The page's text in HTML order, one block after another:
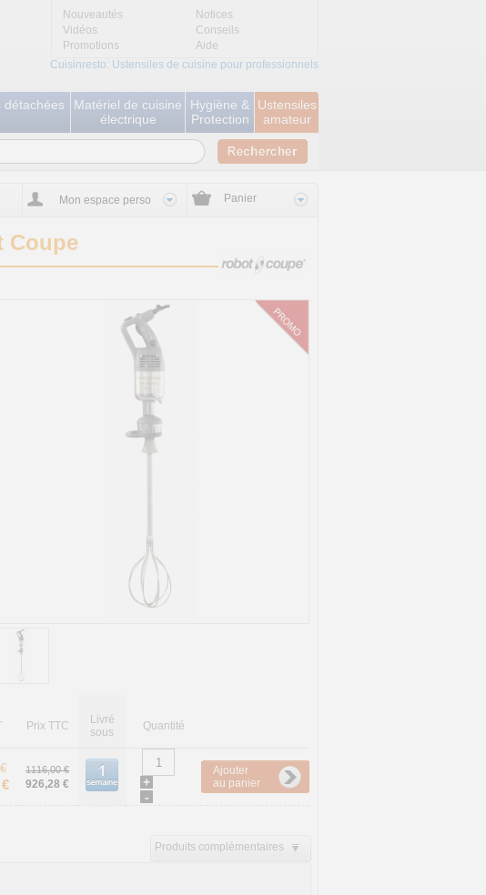
Nouveautés
Notices
Vidéos
Conseils
Promotions
Aide
Cuisinresto: Ustensiles de cuisine pour professionnels
détachées
Matériel de cuisine
électrique
Hygiène &
Protection
Ustensiles
amateur
Mon espace perso Panier
Coupe
Prix TTC
Livré
sous
Quantité
1116,00 €
926,28 €
+
-
Ajouter
au panier
Produits complémentaires